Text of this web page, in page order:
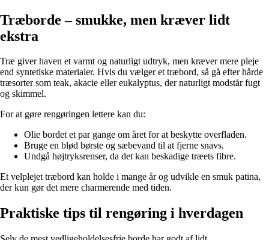
Træborde – smukke, men kræver lidt
ekstra
Træ giver haven et varmt og naturligt udtryk, men kræver mere pleje
end syntetiske materialer. Hvis du vælger et træbord, så gå efter hårde
træsorter som teak, akacie eller eukalyptus, der naturligt modstår fugt
og skimmel.
For at gøre rengøringen lettere kan du:
Olie bordet et par gange om året for at beskytte overfladen.
Bruge en blød børste og sæbevand til at fjerne snavs.
Undgå højtryksrenser, da det kan beskadige træets fibre.
Et velplejet træbord kan holde i mange år og udvikle en smuk patina,
der kun gør det mere charmerende med tiden.
Praktiske tips til rengøring i hverdagen